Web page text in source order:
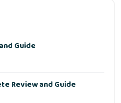
Guide
Review and Guide